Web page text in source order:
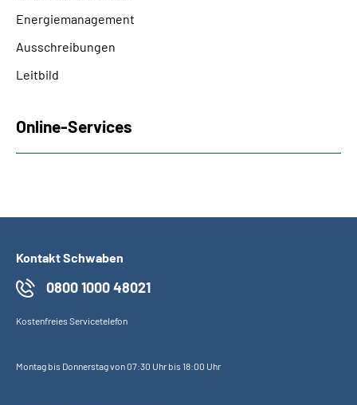
Energiemanagement
Ausschreibungen
Leitbild
Online-Services
Kontakt Schwaben
0800 1000 48021
Kostenfreies Servicetelefon
Montag bis Donnerstag von 07:30 Uhr bis 18:00 Uhr